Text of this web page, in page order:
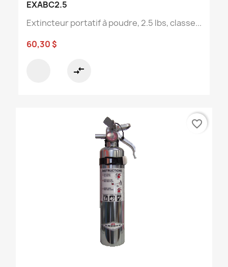
EXABC2.5
Extincteur portatif à poudre, 2.5 lbs, classe...
60,30 $
compare_arrows
favorite_border